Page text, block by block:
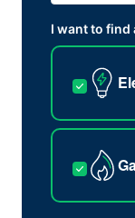
I want to find